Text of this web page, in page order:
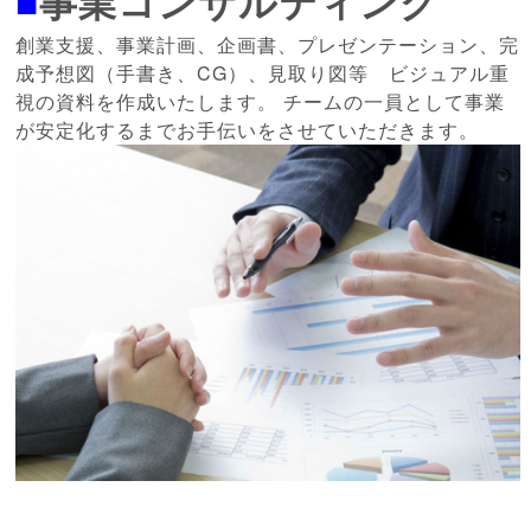
創業支援、事業計画、企画書、プレゼンテーション、完
成予想図（手書き、CG）、見取り図等 ビジュアル重
視の資料を作成いたします。 チームの一員として事業
が安定化するまでお手伝いをさせていただきます。